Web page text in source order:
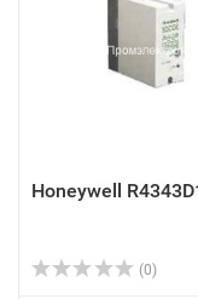
Honeywell
(0)